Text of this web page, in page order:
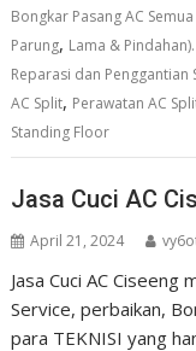
Bongkar Pasang AC
Parung, Lama &
Reparasi dan Penggantian
AC Split, Perawatan AC
Standing Floor
Jasa Cuci AC
April 21, 2024
Jasa Cuci AC Ciseeng
Service, perbaikan,
para TEKNISI yang